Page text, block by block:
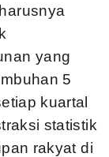
yang
5
kuartal
statistik
rakyat di